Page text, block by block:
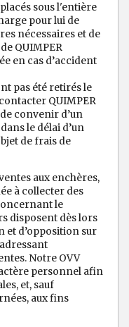
sous l'entière
pour lui de
nécessaires et de
QUIMPER
en cas d’accident
pas été retirés le
QUIMPER
convenir d’un
le délai d’un
de frais de
aux enchères,
à collecter des
le
disposent dès lors
et d’opposition sur
Notre OVV
personnel afin
et, sauf
aux fins